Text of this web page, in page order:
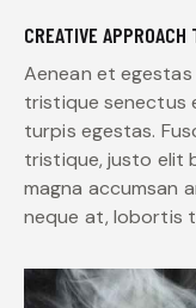
CREATIVE
Aenean et
tristique senectus
turpis egestas.
tristique, justo elit
magna accumsan
neque at, lobortis